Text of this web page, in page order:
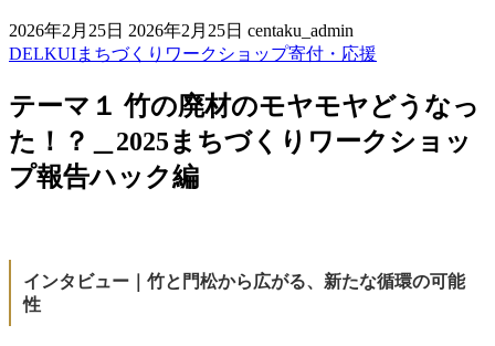
2026年2月25日 2026年2月25日 centaku_admin
DELKUIまちづくりワークショップ寄付・応援
テーマ１ 竹の廃材のモヤモヤどうなっ
た！？＿2025まちづくりワークショッ
プ報告ハック編
インタビュー｜竹と門松から広がる、新たな循環の可能
性